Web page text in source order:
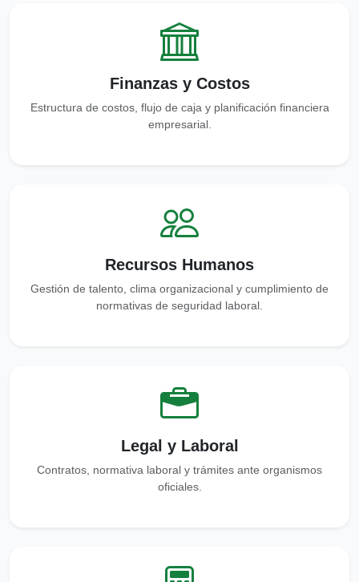
Finanzas y Costos
Estructura de costos, flujo de caja y planificación financiera
empresarial.
Recursos Humanos
Gestión de talento, clima organizacional y cumplimiento de
normativas de seguridad laboral.
Legal y Laboral
Contratos, normativa laboral y trámites ante organismos
oficiales.